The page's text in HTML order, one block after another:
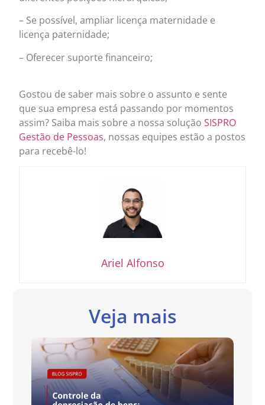
– Se possível, ampliar licença maternidade e
licença paternidade;
– Oferecer suporte financeiro;
Gostou de saber mais sobre o assunto e sente
que sua empresa está passando por momentos
assim? Saiba mais sobre a nossa soluçãoSISPRO
Gestão de Pessoas, nossas equipes estão a postos
para recebê-lo!
Ariel Alfonso
Veja mais